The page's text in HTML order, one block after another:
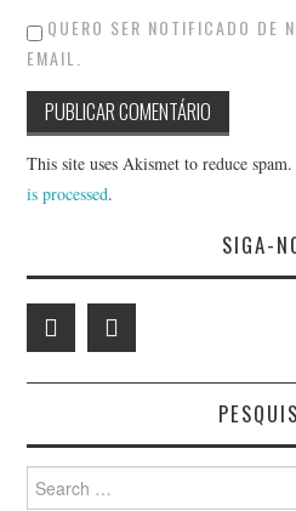
QUERO SER NOTIFICADO DE
EMAIL.
This site uses Akismet to reduce
is processed.
SIGA-
for: